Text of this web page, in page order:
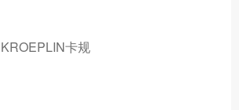
KROEPLIN卡规